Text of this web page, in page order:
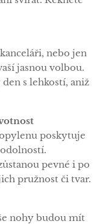
nebo jen
jasnou volbou.
s lehkostí, aniž
poskytuje
pevné i po
pružnost či tvar.
nohy budou mít